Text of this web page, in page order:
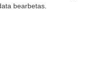
bearbetas